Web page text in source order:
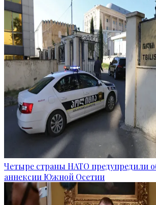
Четыре страны НАТО предупредили
аннексии Южной Осетии